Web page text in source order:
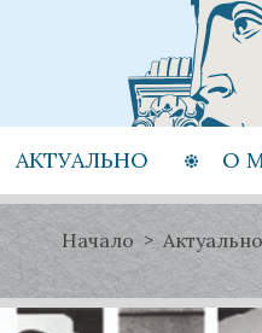
АКТУАЛЬНО О
Начало Актуально